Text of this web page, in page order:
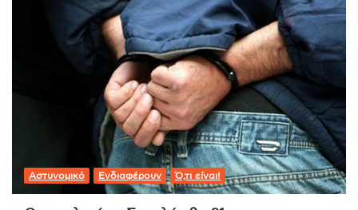
Αστυνομικό Ενδιαφέρουν Ό,τι είναι!